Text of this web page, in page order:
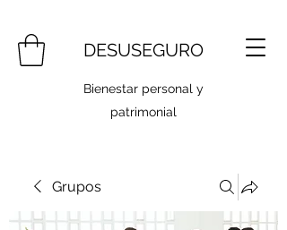
DESUSEGURO
Bienestar personal y
patrimonial
Grupos